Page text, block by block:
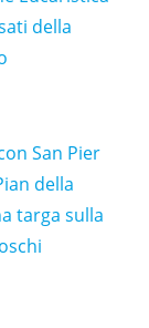
della
San Pier
della
targa sulla